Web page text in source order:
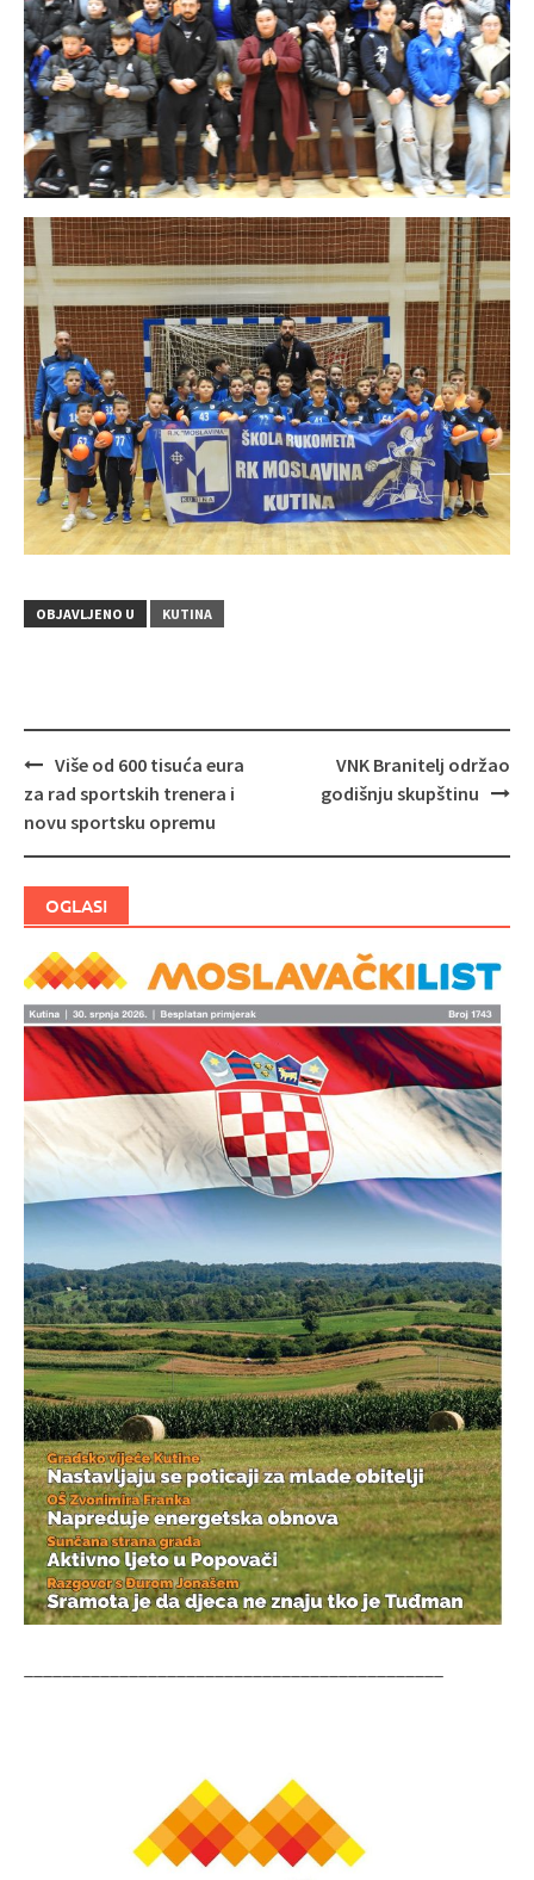
OBJAVLJENO U KUTINA
Navigacija
objava
Više od 600 tisuća eura
za rad sportskih trenera i
novu sportsku opremu
VNK Branitelj održao
godišnju skupštinu
OGLASI